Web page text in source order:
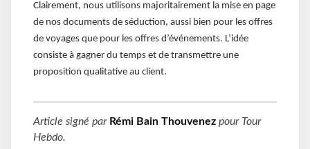
Clairement, nous utilisons majoritairement la mise en page
de nos documents de séduction, aussi bien pour les offres
de voyages que pour les offres d’événements. L’idée
consiste à gagner du temps et de transmettre une
proposition qualitative au client.
Article signé par Rémi Bain Thouvenez pour Tour
Hebdo.